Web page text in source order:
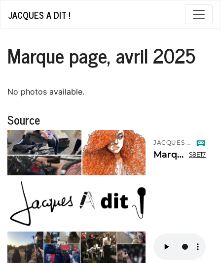
JACQUES A DIT !
Marque page, avril 2025
No photos available.
Source